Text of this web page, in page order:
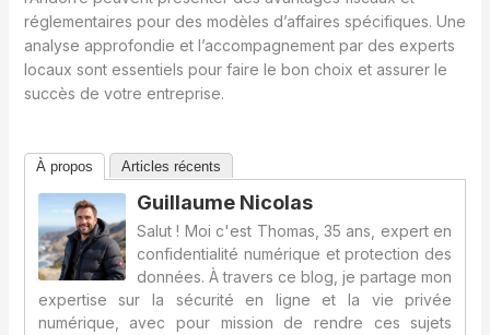
réglementaires pour des modèles d’affaires spécifiques. Une
analyse approfondie et l’accompagnement par des experts
locaux sont essentiels pour faire le bon choix et assurer le
succès de votre entreprise.
À propos Articles récents
Guillaume Nicolas
Salut ! Moi c'est Thomas, 35 ans, expert en
confidentialité numérique et protection des
données. À travers ce blog, je partage mon
expertise sur la sécurité en ligne et la vie privée
numérique, avec pour mission de rendre ces sujets